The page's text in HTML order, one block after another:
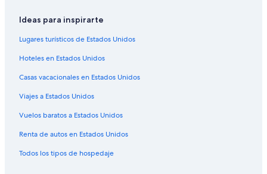
Hoteles de Four Seasons en Los Ángeles
Hoteles de Generator en Los Ángeles
Hoteles de Highgate Independent en Los Ángeles
Hilton Hotels en Los Ángeles
Hoteles de Hostelling International en Los Ángeles
Hoteles con casino en Los Ángeles
Hoteles todo incluido en Los Ángeles
Hoteles en la playa en Los Ángeles
Ideas para inspirarte
Lugares turísticos de Estados Unidos
Hoteles en Estados Unidos
Casas vacacionales en Estados Unidos
Viajes a Estados Unidos
Vuelos baratos a Estados Unidos
Renta de autos en Estados Unidos
Todos los tipos de hospedaje